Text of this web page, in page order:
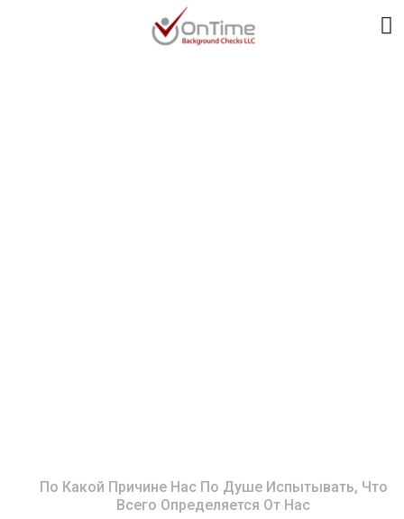
По Какой Причине Нас По Душе Испытывать, Что
Всего Определяется От Нас